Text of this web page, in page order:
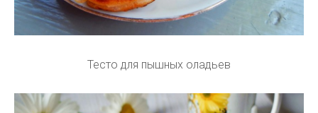
Тесто для пышных оладьев